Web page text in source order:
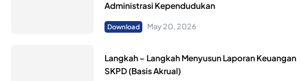
Administrasi Kependudukan
Download May 20, 2026
Langkah – Langkah Menyusun Laporan Keuangan
SKPD (Basis Akrual)